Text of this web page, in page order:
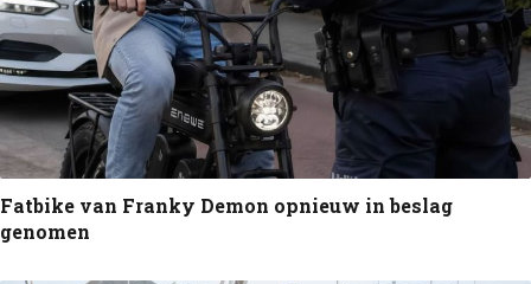
Fatbike van Franky Demon opnieuw in beslag
genomen